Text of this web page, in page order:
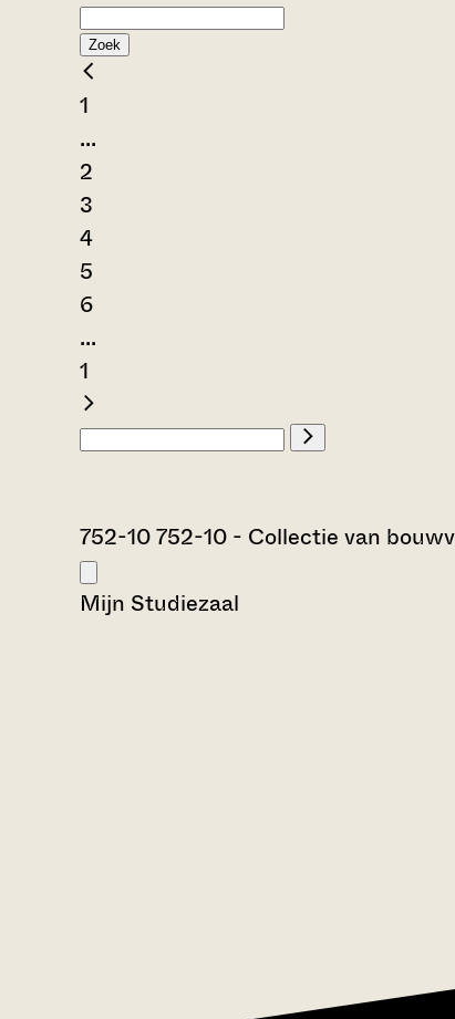
Zoek
1
...
2
3
4
5
6
...
1
752-10 752-10 - Collectie van
Mijn Studiezaal